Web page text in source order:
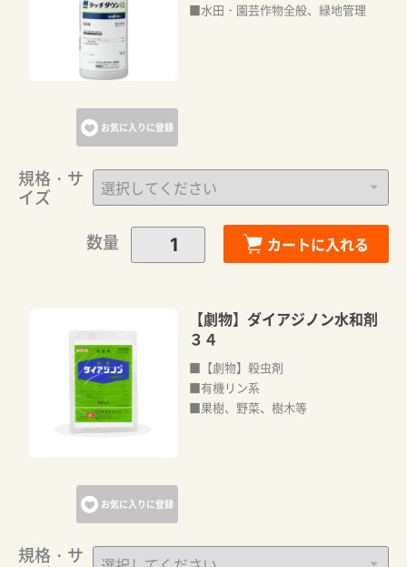
お気に入りに登録
■水田・園芸作物全般、緑地管理
規格・サ
イズ
数量
カートに入れる
お気に入りに登録
【劇物】ダイアジノン水和剤
３４
■【劇物】殺虫剤
■有機リン系
■果樹、野菜、樹木等
規格・サ